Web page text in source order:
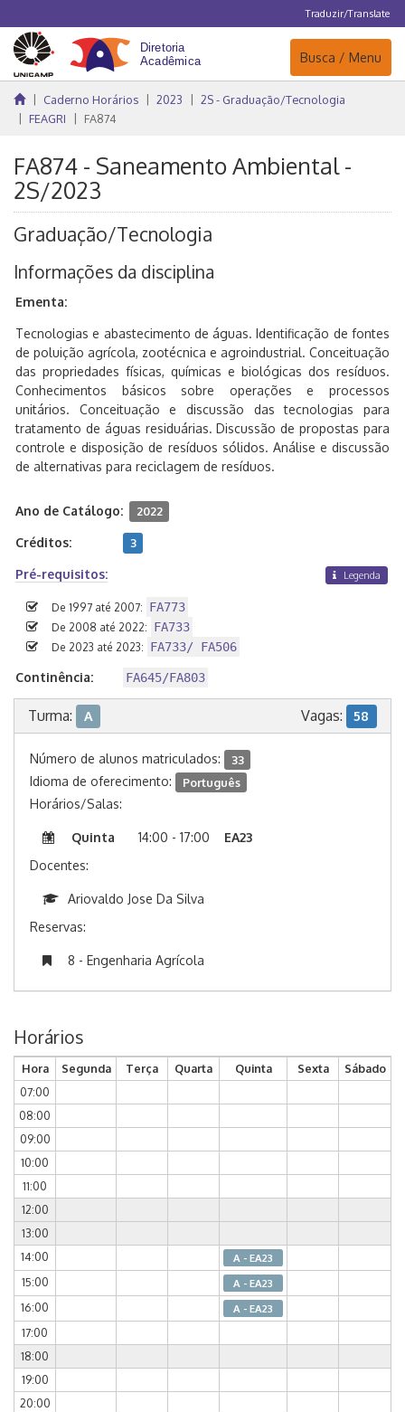
Traduzir/Translate
Navegação
Busca / Menu
Caderno Horários 2023
2S - Graduação/Tecnologia
FEAGRI
FA874
FA874 - Saneamento Ambiental -
2S/2023
Graduação/Tecnologia
Informações da disciplina
Ementa:
Tecnologias e abastecimento de águas. Identificação de fontes
de poluição agrícola, zootécnica e agroindustrial. Conceituação
das propriedades físicas, químicas e biológicas dos resíduos.
Conhecimentos básicos sobre operações e processos
unitários. Conceituação e discussão das tecnologias para
tratamento de águas residuárias. Discussão de propostas para
controle e disposição de resíduos sólidos. Análise e discussão
de alternativas para reciclagem de resíduos.
Ano de Catálogo: 2022
Créditos: 3
Pré-requisitos: Legenda
De 1997 até 2007: FA773
De 2008 até 2022: FA733
De 2023 até 2023: FA733/ FA506
Continência: FA645/FA803
Turma: A Vagas: 58
Número de alunos matriculados: 33
Idioma de oferecimento: Português
Horários/Salas:
Quinta 14:00 - 17:00
EA23
Docentes:
Ariovaldo Jose Da Silva
Reservas:
8 - Engenharia Agrícola
Horários
Hora Segunda Terça Quarta Quinta Sexta
Sábado
07:00
08:00
09:00
10:00
11:00
12:00
13:00
14:00
A - EA23
15:00 A - EA23
16:00 A - EA23
17:00
18:00
19:00
20:00